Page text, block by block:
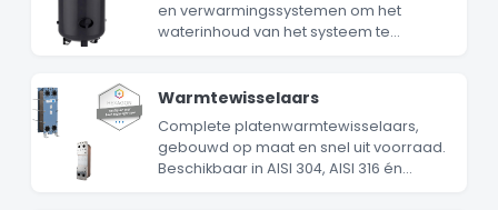
en verwarmingssystemen om het
waterinhoud van het systeem te
stabiliseren. Hierdoor wordt pendelen
voorkomen en blijft het systeem
efficiënter en betrouwbaarder werken.
Warmtewisselaars
Complete platenwarmtewisselaars,
gebouwd op maat en snel uit voorraad.
Beschikbaar in AISI 304, AISI 316 én